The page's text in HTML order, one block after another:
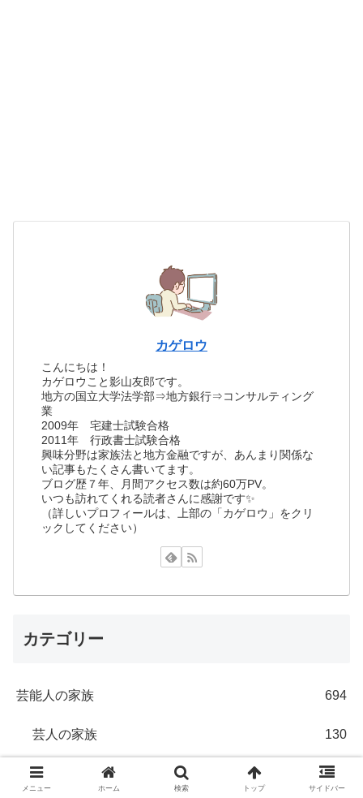
カゲロウ
こんにちは！
カゲロウこと影山友郎です。
地方の国立大学法学部⇒地方銀行⇒コンサルティング
業
2009年 宅建士試験合格
2011年 行政書士試験合格
興味分野は家族法と地方金融ですが、あんまり関係な
い記事もたくさん書いてます。
ブログ歴７年、月間アクセス数は約60万PV。
いつも訪れてくれる読者さんに感謝です✨
（詳しいプロフィールは、上部の「カゲロウ」をクリ
ックしてください）
カテゴリー
芸能人の家族 694
芸人の家族 130
男性芸人の家族 115
メニュー ホーム 検索 トップ サイドバー